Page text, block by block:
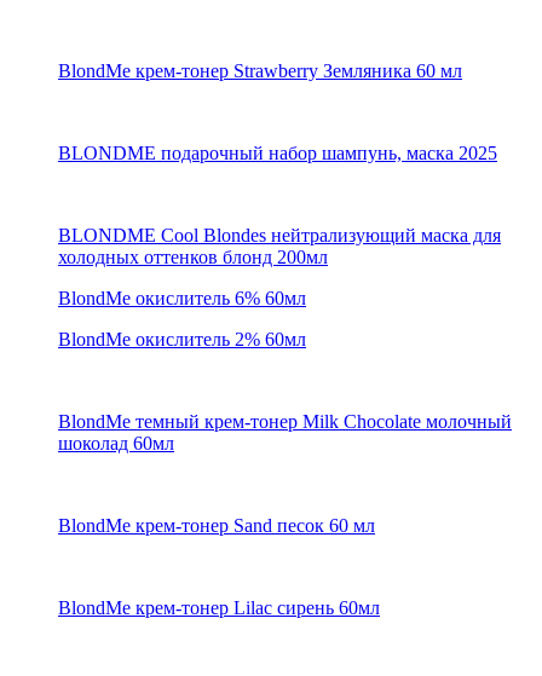
BlondMe крем-тонер Strawberry Земляника 60 мл
BLONDME подарочный набор шампунь, маска 2025
BLONDME Cool Blondes нейтрализующий маска для
холодных оттенков блонд 200мл
BlondMe окислитель 6% 60мл
BlondMe окислитель 2% 60мл
BlondMe темный крем-тонер Milk Chocolate молочный
шоколад 60мл
BlondMe крем-тонер Sand песок 60 мл
BlondMe крем-тонер Lilac сирень 60мл